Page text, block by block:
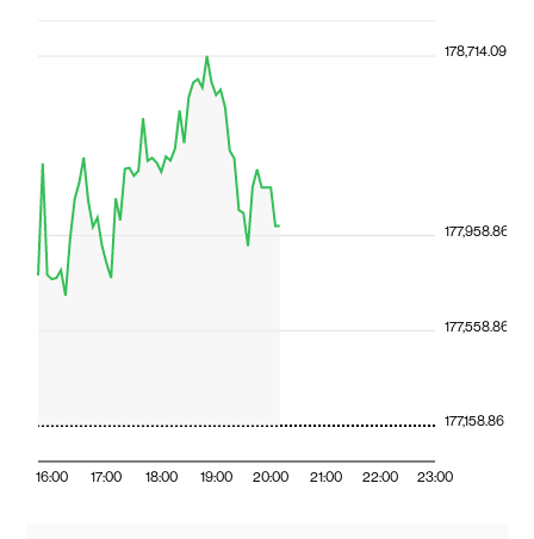
16:00 17:00 18:00 19:00 20:00 21:00 22:00 23:00
177,158.86
177,558.86
177,958.86
178,714.09